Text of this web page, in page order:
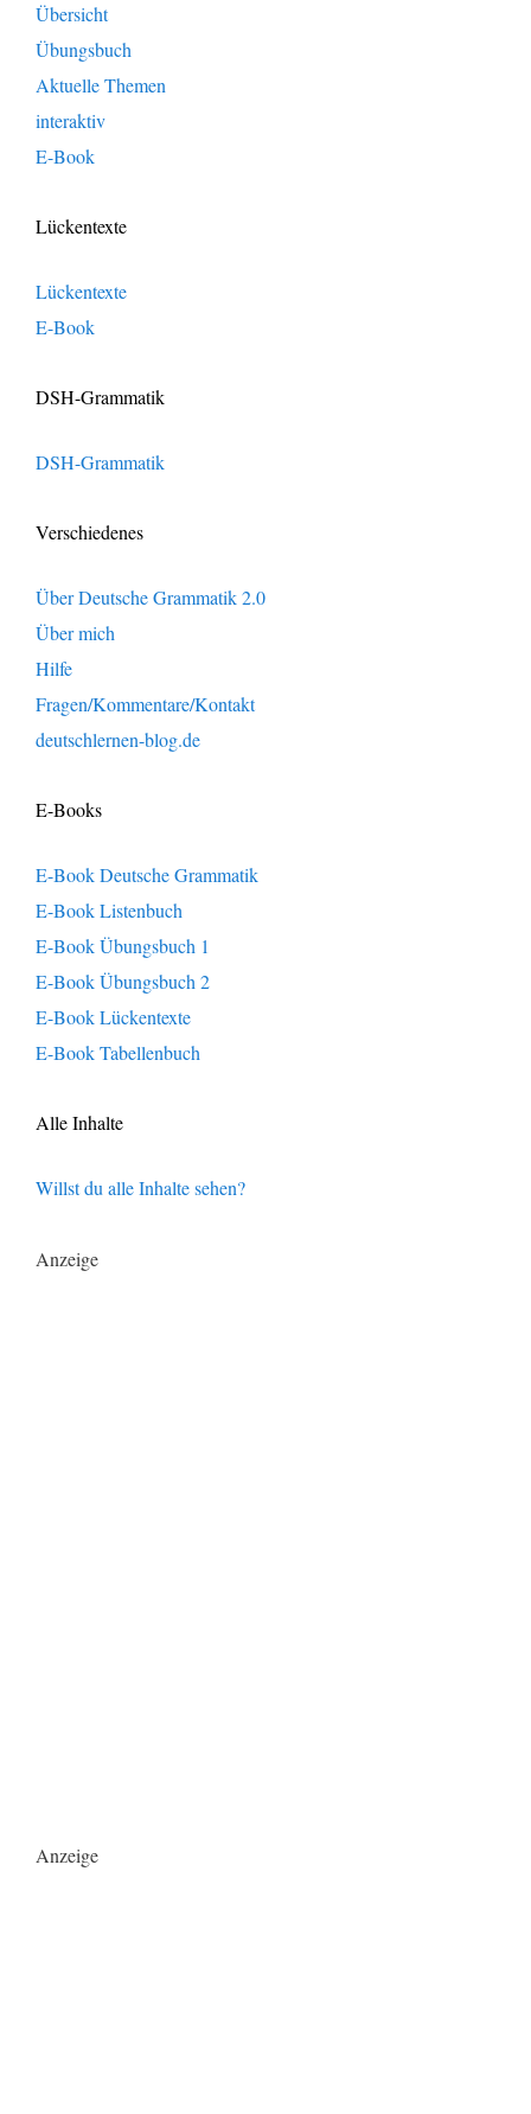
Übersicht
Übungsbuch
Aktuelle Themen
interaktiv
E-Book
Lückentexte
Lückentexte
E-Book
DSH-Grammatik
DSH-Grammatik
Verschiedenes
Über Deutsche Grammatik 2.0
Über mich
Hilfe
Fragen/Kommentare/Kontakt
deutschlernen-blog.de
E-Books
E-Book Deutsche Grammatik
E-Book Listenbuch
E-Book Übungsbuch 1
E-Book Übungsbuch 2
E-Book Lückentexte
E-Book Tabellenbuch
Alle Inhalte
Willst du alle Inhalte sehen?
Anzeige
Anzeige